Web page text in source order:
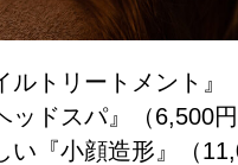
ルトリートメント』
ッドスパ』（6,500
い『小顔造形』（